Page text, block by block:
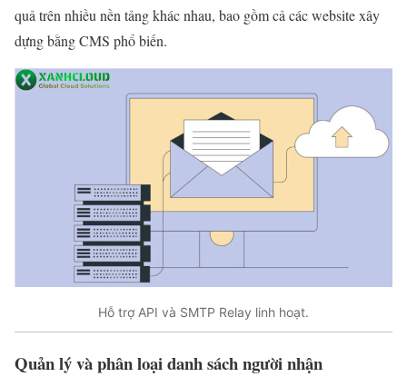
quả trên nhiều nền tảng khác nhau, bao gồm cả các website xây
dựng bằng CMS phổ biến.
Hỗ trợ API và SMTP Relay linh hoạt.
Quản lý và phân loại danh sách người nhận